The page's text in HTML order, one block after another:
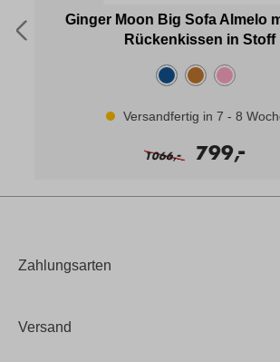
Ginger Moon Big Sofa Almelo
Rückenkissen in Stoff
Versandfertig in 7 - 8
1066,
- 799,
-
Zahlungsarten
Versand